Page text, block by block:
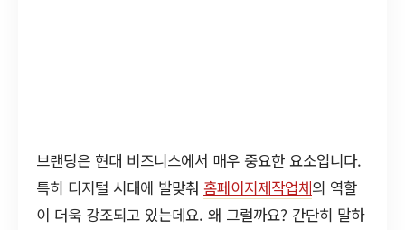
브랜딩은 현대 비즈니스에서 매우 중요한 요소입니다.
특히 디지털 시대에 발맞춰 홈페이지제작업체의 역할
이 더욱 강조되고 있는데요. 왜 그럴까요? 간단히 말하